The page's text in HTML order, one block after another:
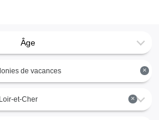
Âge
×
de vacances
×
Loir-et-Cher